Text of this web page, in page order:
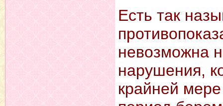
Есть так
невозможна
нарушения,
крайней